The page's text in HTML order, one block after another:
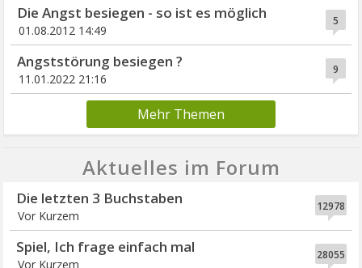
5
Die Angst besiegen - so ist es möglich
01.08.2012 14:49
9
Angststörung besiegen ?
11.01.2022 21:16
Mehr Themen
Aktuelles im Forum
12978
Die letzten 3 Buchstaben
Vor Kurzem
28055
Spiel, Ich frage einfach mal
Vor Kurzem